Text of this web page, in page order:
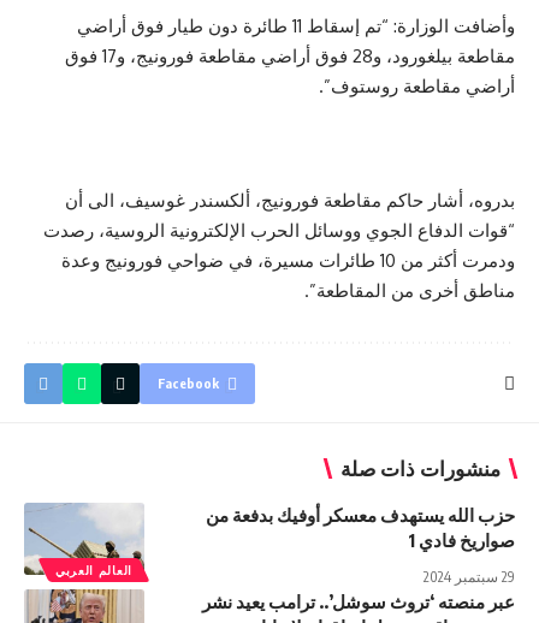
وأضافت الوزارة: “تم إسقاط 11 طائرة دون طيار فوق أراضي
مقاطعة بيلغورود، و28 فوق أراضي مقاطعة فورونيج، و17 فوق
أراضي مقاطعة روستوف”.
بدروه، أشار حاكم مقاطعة فورونيج، ألكسندر غوسيف، الى أن
“قوات الدفاع الجوي ووسائل الحرب الإلكترونية الروسية، رصدت
ودمرت أكثر من 10 طائرات مسيرة، في ضواحي فورونيج وعدة
مناطق أخرى من المقاطعة”.
Facebook
منشورات ذات صلة
العالم العربي
حزب الله يستهدف معسكر أوفيك بدفعة من
صواريخ فادي 1
29 سبتمبر 2024
عبر منصته ‘تروث سوشل’.. ترامب يعيد نشر